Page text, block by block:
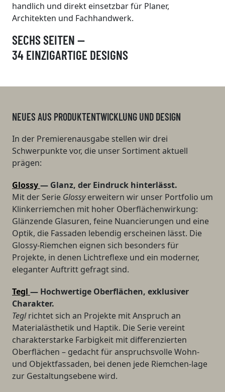
handlich und direkt einsetzbar für Planer,
Architekten und Fachhandwerk.
SECHS SEITEN —
34 EINZIGARTIGE DESIGNS
NEUES AUS PRODUKTENTWICKLUNG UND DESIGN
In der Premieren­ausgabe stellen wir drei
Schwerpunkte vor, die unser Sortiment aktuell
prägen:
Glossy— Glanz, der Eindruck hinterlässt.
Mit der Serie Glossyerweitern wir unser Portfolio um
Klinkerriemchen mit hoher Oberflächenwirkung:
Glänzende Glasuren, feine Nuancierungen und eine
Optik, die Fassaden lebendig erscheinen lässt. Die
Glossy-Riemchen eignen sich besonders für
Projekte, in denen Lichtreflexe und ein moderner,
eleganter Auftritt gefragt sind.
Tegl — Hochwertige Oberflächen, exklusiver
Charakter.
Teglrichtet sich an Projekte mit Anspruch an
Materialästhetik und Haptik. Die Serie vereint
charakterstarke Farbigkeit mit differenzierten
Oberflächen – gedacht für anspruchsvolle Wohn-
und Objektfassaden, bei denen jede Riemchen-lage
zur Gestaltungsebene wird.